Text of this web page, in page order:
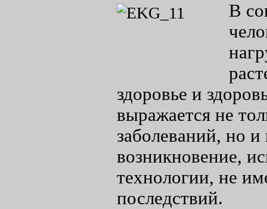
В
здоровье и
выражается не
заболеваний, но
возникновение,
технологии, не
последствий.